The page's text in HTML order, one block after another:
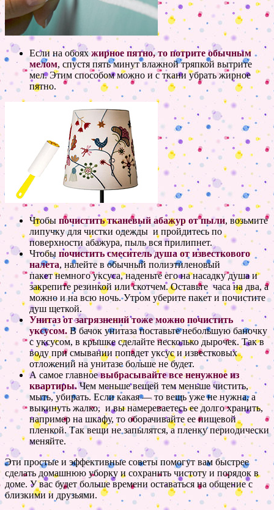
Если на обояхжирное пятно, то потрите обычным
мелом, спустя пять минут влажной тряпкой вытрите
мел. Этим способом можно и с ткани убрать жирное
пятно.
Чтобы почистить тканевый абажур от пыли, возьмите
липучку для чистки одежды и пройдитесь по
поверхности абажура, пыль вся прилипнет.
Чтобы почистить смеситель душа от известкового
налета, налейте в обычный полиэтиленовый
пакет немного уксуса, наденьте его на насадку душа и
закрепите резинкой или скотчем. Оставьте часа на два, а
можно и на всю ночь. Утром уберите пакет и почистите
душ щеткой.
Унитаз от загрязнений тоже можно почистить
уксусом. В бачок унитаза поставьте небольшую баночку
с уксусом, в крышке сделайте несколько дырочек. Так в
воду при смывании попадет уксус и известковых
отложений на унитазе больше не будет.
А самое главноевыбрасывайте все ненужное из
квартиры.Чем меньше вещей тем меньше чистить,
мыть, убирать. Если какая — то вещь уже не нужна, а
выкинуть жалко, и вы намереваетесь ее долго хранить,
например на шкафу, то оборачивайте ее пищевой
пленкой. Так вещи не запылятся, а пленку периодически
меняйте.
Эти простые и эффективные советы помогут вам быстрее
сделать домашнюю уборку и сохранить чистоту и порядок в
доме. У вас будет больше времени оставаться на общение с
близкими и друзьями.